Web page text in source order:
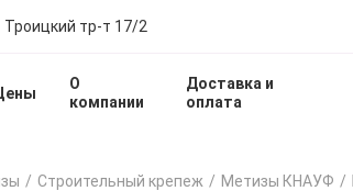
Троицкий тр-т 17/2
О
компании
Доставка и
оплата
Строительный крепеж Метизы КНАУФ